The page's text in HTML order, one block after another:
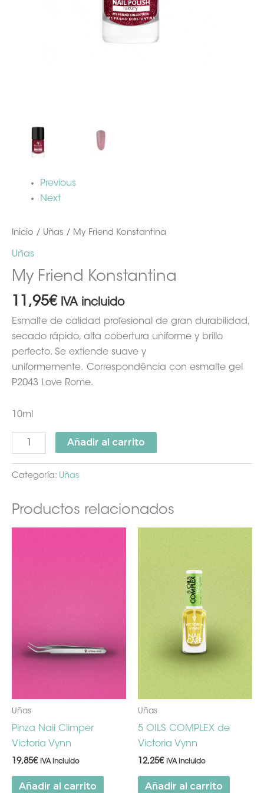
Previous
Next
Inicio / Uñas / My Friend Konstantina
Uñas
My Friend Konstantina
11,95€ IVA incluido
Esmalte de calidad profesional de gran durabilidad,
secado rápido, alta cobertura uniforme y brillo
perfecto. Se extiende suave y
uniformemente. Correspondência con esmalte gel
P2043 Love Rome.
10ml
Añadir al carrito
Categoría: Uñas
Productos relacionados
Uñas
Pinza Nail Climper
Victoria Vynn
19,85€ IVA incluido
Añadir al carrito
Uñas
5 OILS COMPLEX de
Victoria Vynn
12,25€ IVA incluido
Añadir al carrito